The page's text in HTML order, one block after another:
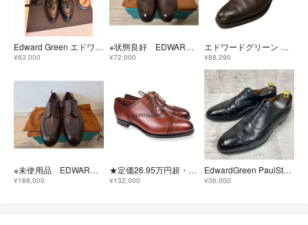
Edward Green エドワードグリーン Belgravia ベルグラビア
¥63,000
※状態良好 EDWARD GREEN CHELSEA 6.5
¥72,000
エドワードグリーン レザーシューズ ダブルモンク ウエストミンスター ダークブラウン 888ラスト メンズ サイズUK8.5E EDWARD GREEN ビジネスシューズ 約27.0cm【LA】【中古】
¥88,290
※未使用品 EDWARD GREEN DOVER 8.5E(27cm程度)
¥188,000
★定価26.95万円超・激レア・新品未使用★ エドワードグリーン カドガン CADOGAN オールドローズ 202ラスト サイズ7
¥132,000
EdwardGreen PaulStuart 202 ビジネスシューズ 革靴
¥36,000